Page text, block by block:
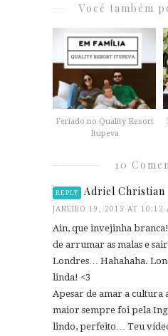
Você também
Feriado no Quality Resort
Itupeva
10
REPLY Adriel Christian
JANEIRO 19, 2015 AT 10:12
Ain, que invejinha
de arrumar as malas e
Londres… Hahahaha.
linda! <3
Apesar de amar a cultura
maior sempre foi pela
lindo, perfeito… Teu